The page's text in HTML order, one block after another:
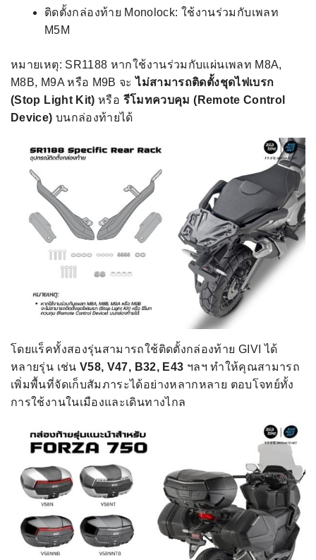
ติดตั้งกล่องท้าย Monolock: ใช้งานร่วมกับเพลท
M5M
หมายเหตุ: SR1188 หากใช้งานร่วมกับแผ่นเพลท M8A,
M8B, M9A หรือ M9B จะไม่สามารถติดตั้งชุดไฟเบรก
(Stop Light Kit) หรือ รีโมทควบคุม (Remote Control
Device) บนกล่องท้ายได้
โดยแร็คทั้งสองรุ่นสามารถใช้ติดตั้งกล่องท้าย GIVI ได้
หลายรุ่น เช่น V58, V47, B32, E43 ฯลฯ ทำให้คุณสามารถ
เพิ่มพื้นที่จัดเก็บสัมภาระได้อย่างหลากหลาย ตอบโจทย์ทั้ง
การใช้งานในเมืองและเดินทางไกล